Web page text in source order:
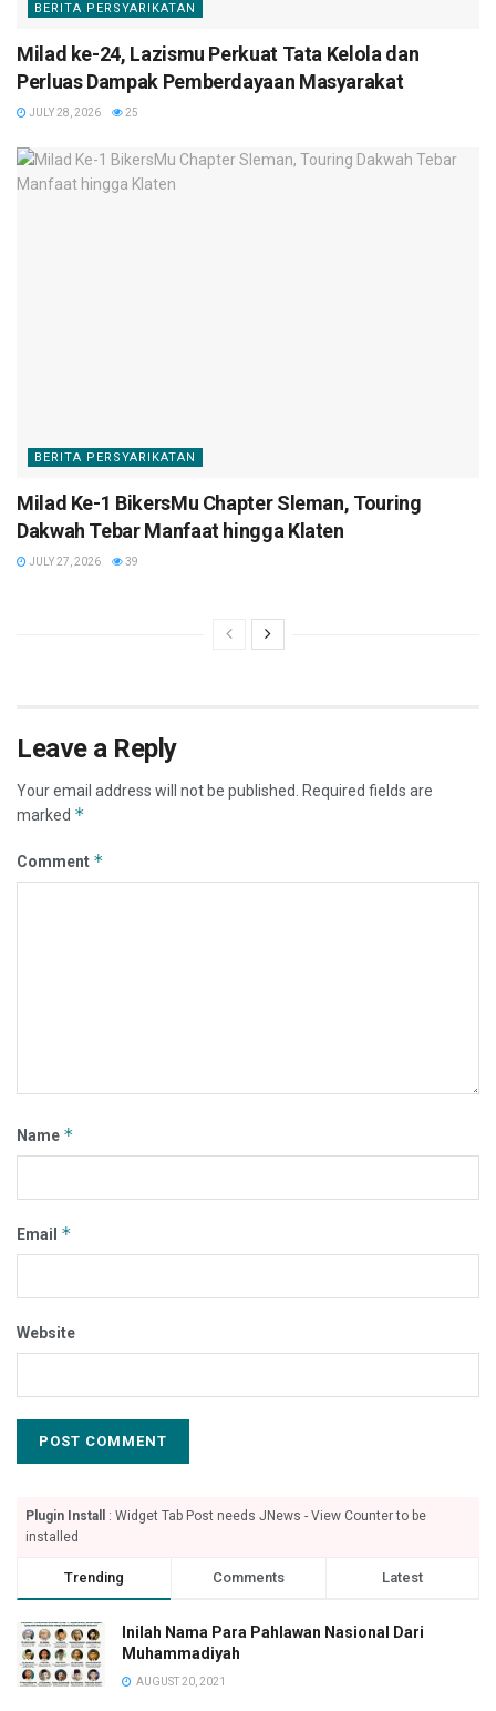
BERITA PERSYARIKATAN
Milad ke-24, Lazismu Perkuat Tata Kelola dan
Perluas Dampak Pemberdayaan Masyarakat
JULY 28, 2026 25
BERITA PERSYARIKATAN
Milad Ke-1 BikersMu Chapter Sleman, Touring
Dakwah Tebar Manfaat hingga Klaten
JULY 27, 2026 39
Leave a Reply
Your email address will not be published. Required fields are
marked *
Comment *
Name *
Email *
Website
Plugin Install
: Widget Tab Post needs JNews - View Counter to be
installed
Trending Comments Latest
Inilah Nama Para Pahlawan Nasional Dari
Muhammadiyah
AUGUST 20, 2021